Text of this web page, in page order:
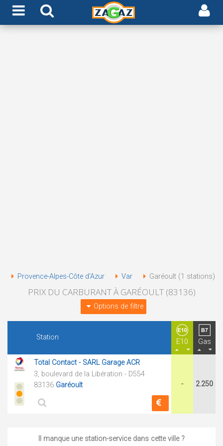
Provence-Alpes-Côte d'Azur Var Garéoult (1 stations)
PRIX DU CARBURANT À GARÉOULT (83136)
Options de filtre
Station
E10 Gas
Total Contact - SARL Garage ACR
3, boulevard de la Libération - D554
83136 Garéoult - 2.250
Il manque une station-service dans cette ville ?